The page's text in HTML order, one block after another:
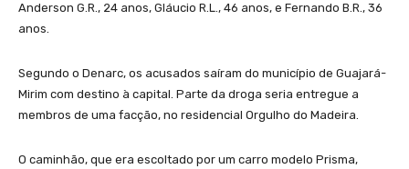
Anderson G.R., 24 anos, Gláucio R.L., 46 anos, e Fernando B.R., 36
anos.
Segundo o Denarc, os acusados saíram do município de Guajará-
Mirim com destino à capital. Parte da droga seria entregue a
membros de uma facção, no residencial Orgulho do Madeira.
O caminhão, que era escoltado por um carro modelo Prisma,